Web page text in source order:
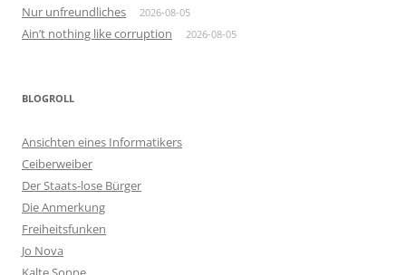
Nur unfreundliches 2026-08-05
Ain’t nothing like corruption 2026-08-05
BLOGROLL
Ansichten eines Informatikers
Ceiberweiber
Der Staats-lose Bürger
Die Anmerkung
Freiheitsfunken
Jo Nova